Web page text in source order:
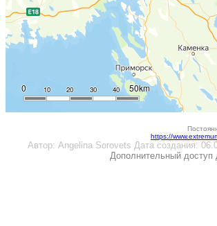
10
0 20 30 40 50km
https://
Автор: Angelina Sorovets Дата создания:
Дополнительный доступ